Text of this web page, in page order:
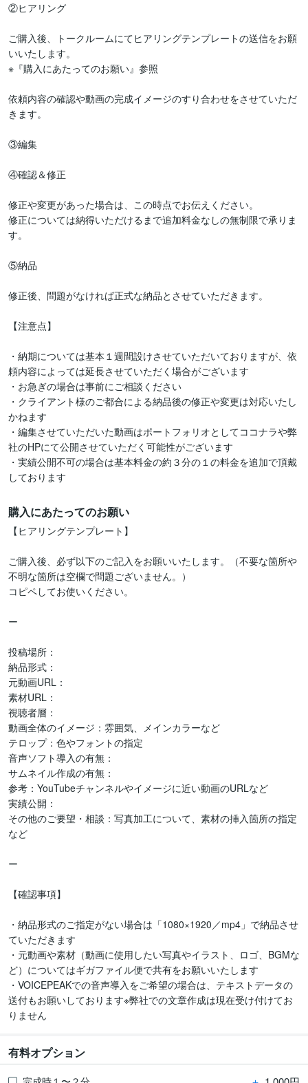
②ヒアリング
ご購入後、トークルームにてヒアリングテンプレートの送信をお願
いいたします。
※『購入にあたってのお願い』参照
依頼内容の確認や動画の完成イメージのすり合わせをさせていただ
きます。
③編集
④確認＆修正
修正や変更があった場合は、この時点でお伝えください。
修正については納得いただけるまで追加料金なしの無制限で承りま
す。
⑤納品
修正後、問題がなければ正式な納品とさせていただきます。
【注意点】
・納期については基本１週間設けさせていただいておりますが、依
頼内容によっては延長させていただく場合がございます
・お急ぎの場合は事前にご相談ください
・クライアント様のご都合による納品後の修正や変更は対応いたし
かねます
・編集させていただいた動画はポートフォリオとしてココナラや弊
社のHPにて公開させていただく可能性がございます
・実績公開不可の場合は基本料金の約３分の１の料金を追加で頂戴
しております
購入にあたってのお願い
【ヒアリングテンプレート】
ご購入後、必ず以下のご記入をお願いいたします。（不要な箇所や
不明な箇所は空欄で問題ございません。）
コピペしてお使いください。
ー
投稿場所：
納品形式：
元動画URL：
素材URL：
視聴者層：
動画全体のイメージ：雰囲気、メインカラーなど
テロップ：色やフォントの指定
音声ソフト導入の有無：
サムネイル作成の有無：
参考：YouTubeチャンネルやイメージに近い動画のURLなど
実績公開：
その他のご要望・相談：写真加工について、素材の挿入箇所の指定
など
ー
【確認事項】
・納品形式のご指定がない場合は「1080×1920／mp4」で納品させ
ていただきます
・元動画や素材（動画に使用したい写真やイラスト、ロゴ、BGMな
ど）についてはギガファイル便で共有をお願いいたします
・VOICEPEAKでの音声導入をご希望の場合は、テキストデータの
送付もお願いしております※弊社での文章作成は現在受け付けてお
りません
有料オプション